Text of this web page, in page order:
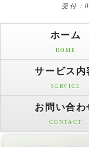
受付：
ホーム
HOME
サービス内
SERVICE
お問い合わ
CONTACT